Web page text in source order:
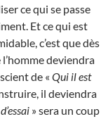
ce qui se passe
Et ce qui est
c’est que dès
l’homme deviendra
de « Qui il est
il deviendra
» sera un coup